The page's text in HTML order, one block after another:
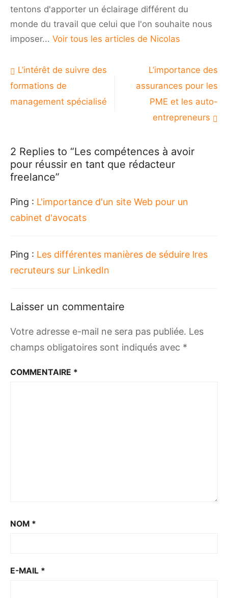
tentons d'apporter un éclairage différent du
monde du travail que celui que l'on souhaite nous
imposer... Voir tous les articles de Nicolas
Navigation
de
l’article
L’intérêt de suivre des
formations de
management spécialisé
L’importance des
assurances pour les
PME et les auto-
entrepreneurs
2 Replies to “Les compétences à avoir
pour réussir en tant que rédacteur
freelance”
Ping : L'importance d'un site Web pour un
cabinet d'avocats
Ping : Les différentes manières de séduire lres
recruteurs sur LinkedIn
Laisser un commentaire
Votre adresse e-mail ne sera pas publiée. Les
champs obligatoires sont indiqués avec *
COMMENTAIRE *
NOM *
E-MAIL *